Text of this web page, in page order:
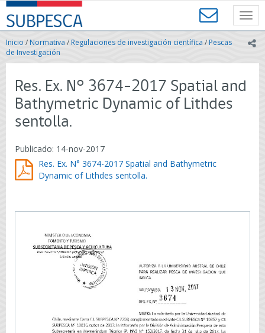
Contenido
principal
SUBPESCA
-
Subsecretaría
de
Pesca
Acuicultura
Gobierno
de
Inicio /Normativa / Regulaciones de investigación científica /Pescas
de Investigación
Res. Ex. N° 3674-2017 Spatial and
Bathymetric Dynamic of Lithdes
sentolla.
Publicado: 14-nov-2017
Res. Ex. N° 3674-2017 Spatial and Bathymetric
Dynamic of Lithdes sentolla.